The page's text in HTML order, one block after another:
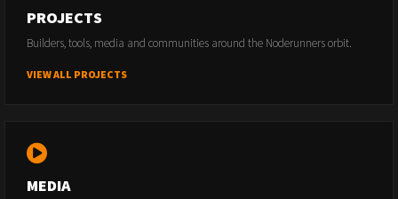
PROJECTS
Builders, tools, media and communities around the Noderunners orbit.
VIEW ALL PROJECTS
MEDIA